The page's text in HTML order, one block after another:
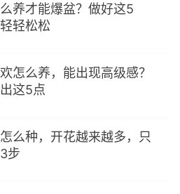
养才能爆盆？做好这5
轻松松
怎么养，能出现高级感？
这5点
么种，开花越来越多，只
步